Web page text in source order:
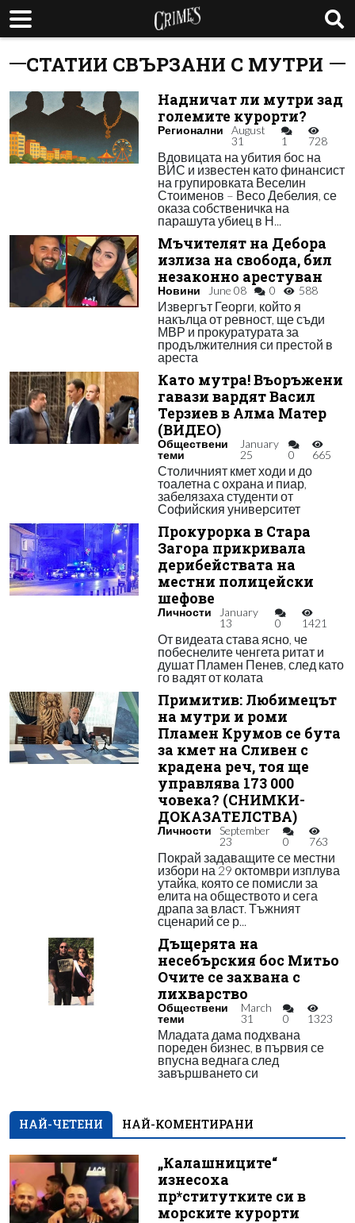
СТАТИИ СВЪРЗАНИ С МУТРИ
Надничат ли мутри зад
големите курорти?
Регионални
August
31
1 728
Вдовицата на убития бос на
ВИС и известен като финансист
на групировката Веселин
Стоименов – Весо Дебелия, се
оказа собственичка на
парашута убиец в Н...
Мъчителят на Дебора
излиза на свобода, бил
незаконно арестуван
Новини June 08 0 588
Извергът Георги, който я
накълца от ревност, ще съди
МВР и прокуратурата за
продължителния си престой в
ареста
Като мутра! Въоръжени
гавази вардят Васил
Терзиев в Алма Матер
(ВИДЕО)
Обществени
теми
January
25
0 665
Столичният кмет ходи и до
тоалетна с охрана и пиар,
забелязаха студенти от
Софийския университет
Прокурорка в Стара
Загора прикривала
дерибействата на
местни полицейски
шефове
Личности
January
13
0 1421
От видеата става ясно, че
побеснелите ченгета ритат и
душат Пламен Пенев, след като
го вадят от колата
Примитив: Любимецът
на мутри и роми
Пламен Крумов се бута
за кмет на Сливен с
крадена реч, тоя ще
управлява 173 000
човека? (СНИМКИ-
ДОКАЗАТЕЛСТВА)
Личности
September
23
0 763
Покрай задаващите се местни
избори на 29 октомври изплува
утайка, която се помисли за
елита на обществото и сега
драпа за власт. Тъжният
сценарий се р...
Дъщерята на
несебърския бос Митьо
Очите се захвана с
лихварство
Обществени
теми
March
31
0 1323
Младата дама подхвана
пореден бизнес, в първия се
впусна веднага след
завършването си
НАЙ-ЧЕТЕНИ НАЙ-КОМЕНТИРАНИ
„Калашниците“
изнесоха
пр*ститутките си в
морските курорти